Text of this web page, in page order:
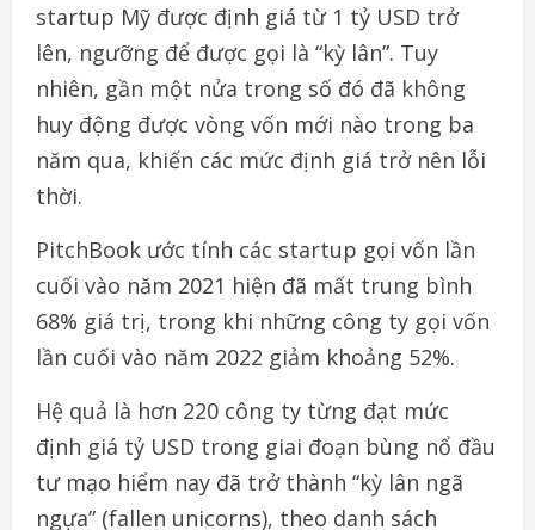
startup Mỹ được định giá từ 1 tỷ USD trở
lên, ngưỡng để được gọi là “kỳ lân”. Tuy
nhiên, gần một nửa trong số đó đã không
huy động được vòng vốn mới nào trong ba
năm qua, khiến các mức định giá trở nên lỗi
thời.
PitchBook ước tính các startup gọi vốn lần
cuối vào năm 2021 hiện đã mất trung bình
68% giá trị, trong khi những công ty gọi vốn
lần cuối vào năm 2022 giảm khoảng 52%.
Hệ quả là hơn 220 công ty từng đạt mức
định giá tỷ USD trong giai đoạn bùng nổ đầu
tư mạo hiểm nay đã trở thành “kỳ lân ngã
ngựa” (fallen unicorns), theo danh sách